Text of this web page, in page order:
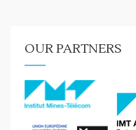
OUR PARTNERS